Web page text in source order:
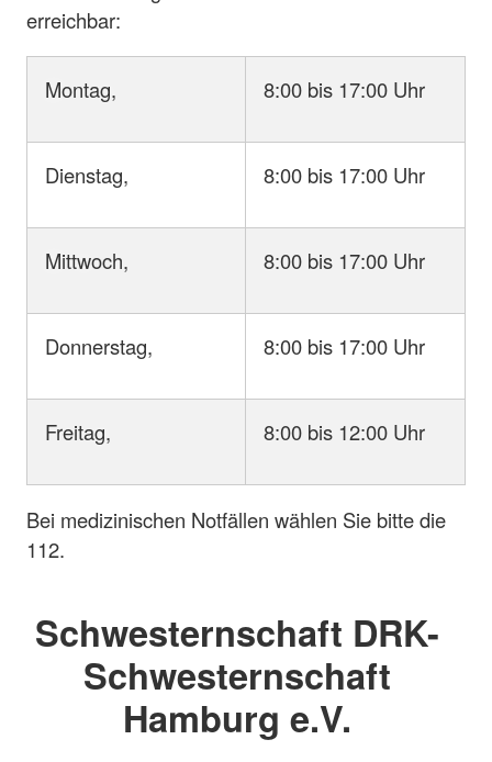
erreichbar:
Montag, 8:00 bis 17:00 Uhr
Dienstag, 8:00 bis 17:00 Uhr
Mittwoch, 8:00 bis 17:00 Uhr
Donnerstag, 8:00 bis 17:00 Uhr
Freitag, 8:00 bis 12:00 Uhr
Bei medizinischen Notfällen wählen Sie bitte die
112.
Schwesternschaft DRK-
Schwesternschaft
Hamburg e.V.